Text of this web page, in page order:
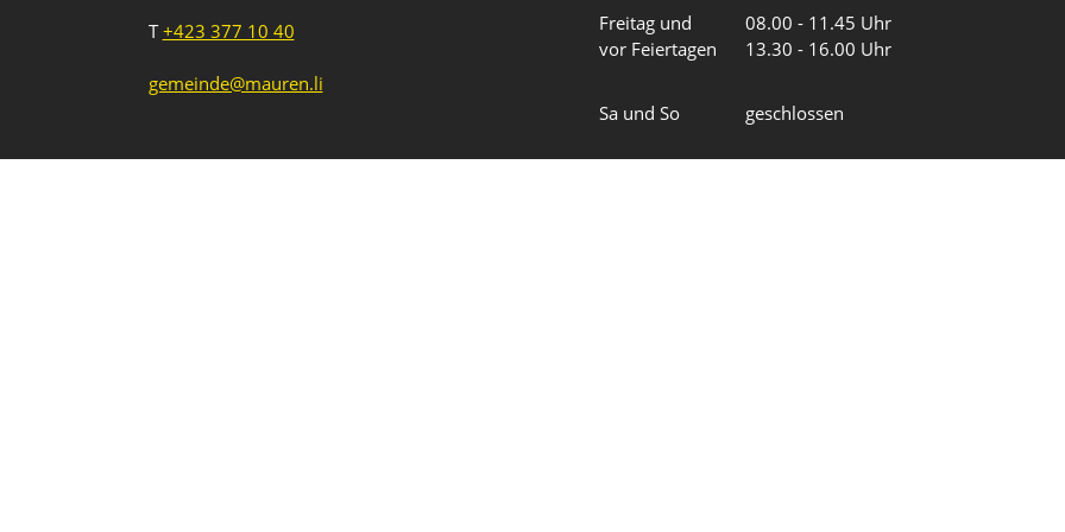
T+423 377 10 40
gemeinde@mauren.li
Freitag und
vor Feiertagen
08.00 - 11.45 Uhr
13.30 - 16.00 Uhr
Sa und So geschlossen